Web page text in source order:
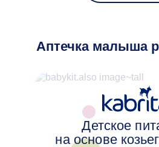
Аптечка малыша
Детское
на основе